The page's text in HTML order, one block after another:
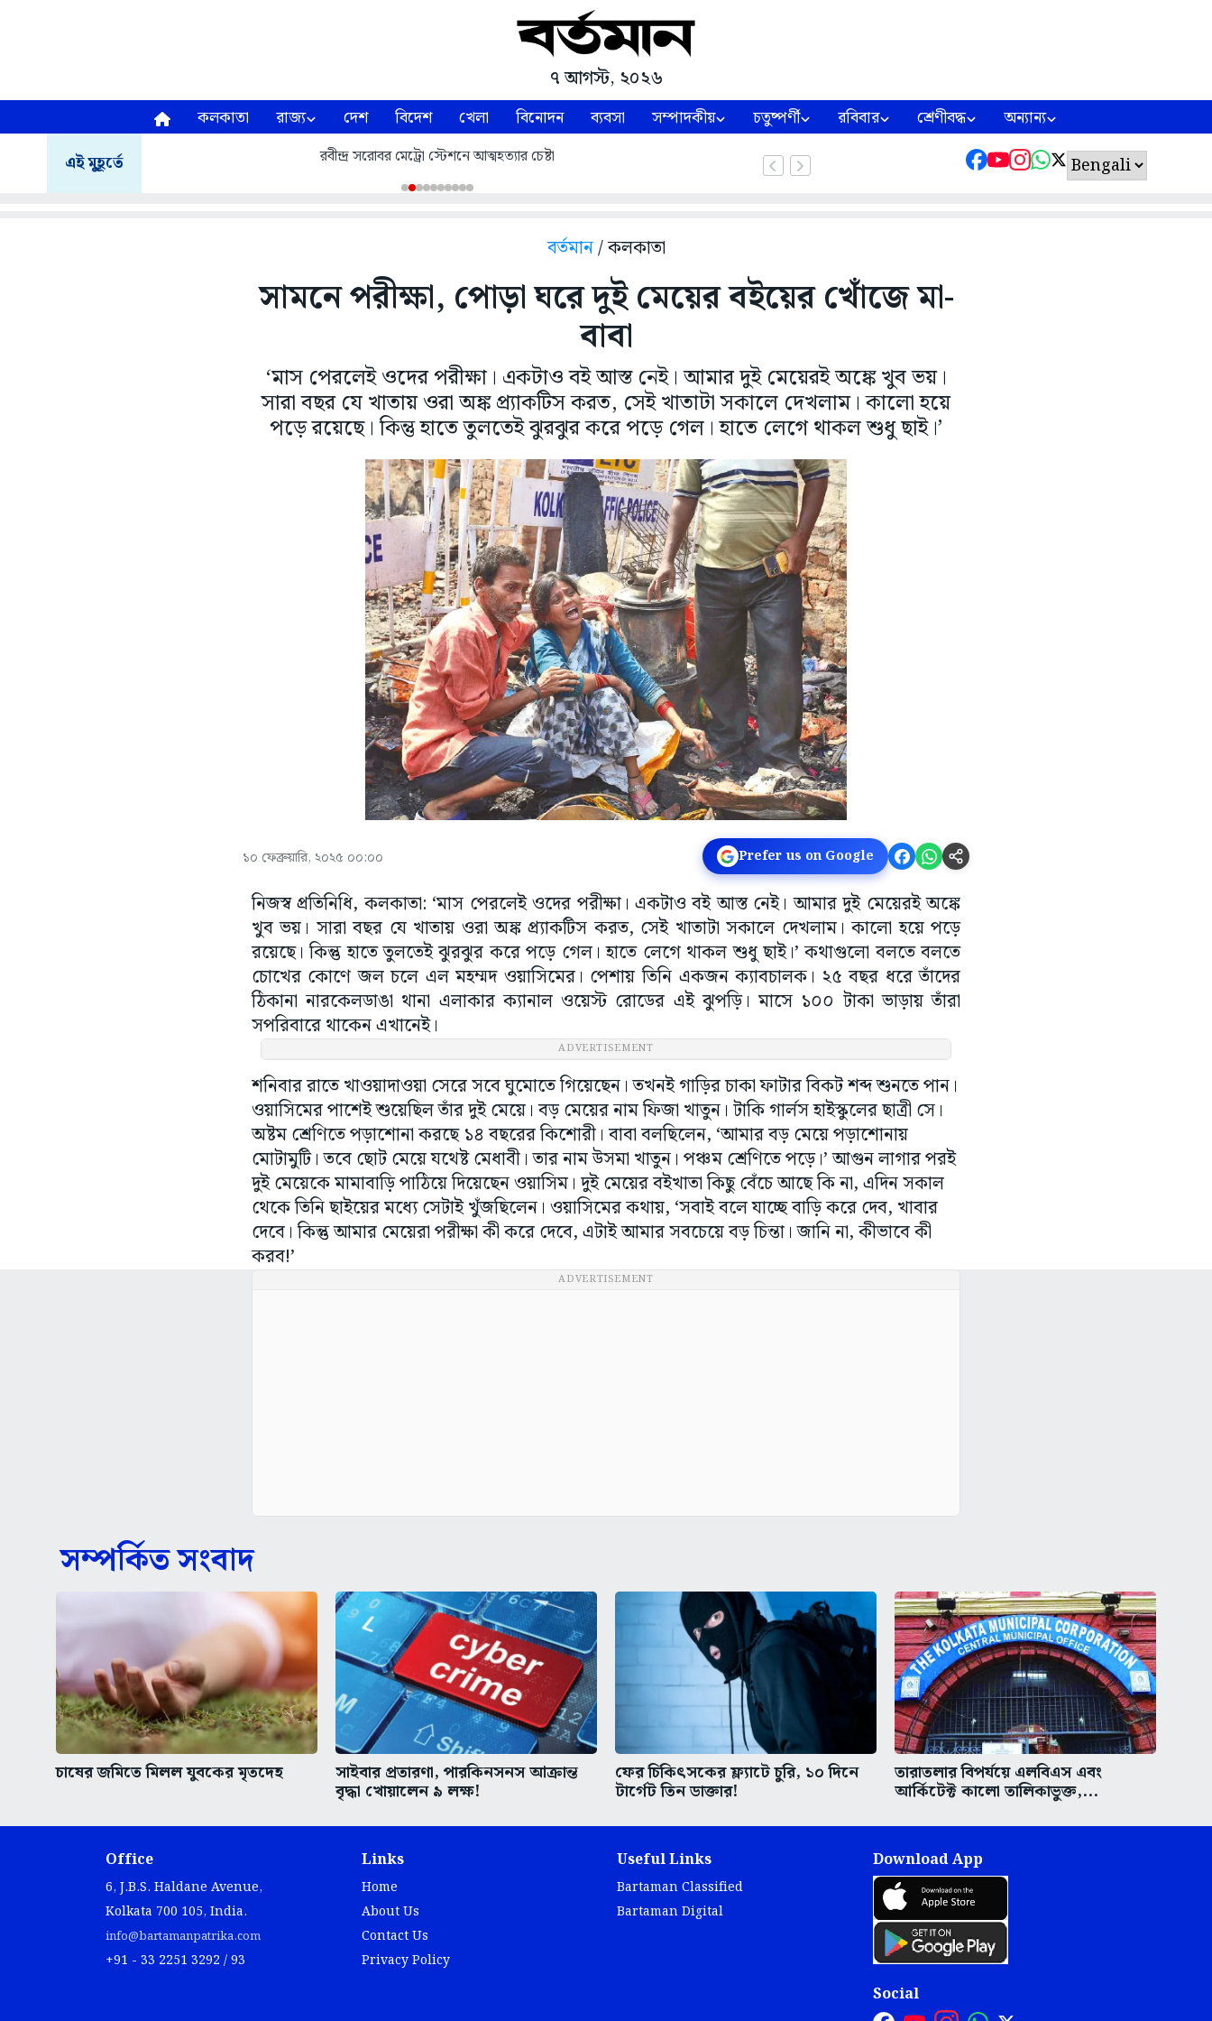
৭ আগস্ট, ২০২৬
কলকাতা রাজ্য দেশ বিদেশ খেলা বিনোদন ব্যবসা সম্পাদকীয় চতুষ্পর্ণী রবিবার শ্রেণীবদ্ধ অন্যান্য
এই মুহূর্তে রবীন্দ্র সরোবর মেট্রো স্টেশনে আত্মহত্যার চেষ্টা
বর্তমান/ কলকাতা
সামনে পরীক্ষা, পোড়া ঘরে দুই মেয়ের বইয়ের খোঁজে মা-
বাবা
‘মাস পেরলেই ওদের পরীক্ষা। একটাও বই আস্ত নেই। আমার দুই মেয়েরই অঙ্কে খুব ভয়।
সারা বছর যে খাতায় ওরা অঙ্ক প্র্যাকটিস করত, সেই খাতাটা সকালে দেখলাম। কালো হয়ে
পড়ে রয়েছে। কিন্তু হাতে তুলতেই ঝুরঝুর করে পড়ে গেল। হাতে লেগে থাকল শুধু ছাই।’
১০ ফেব্রুয়ারি, ২০২৫ ০০:০০ Prefer us on Google
নিজস্ব প্রতিনিধি, কলকাতা: ‘মাস পেরলেই ওদের পরীক্ষা। একটাও বই আস্ত নেই। আমার দুই মেয়েরই অঙ্কে
খুব ভয়। সারা বছর যে খাতায় ওরা অঙ্ক প্র্যাকটিস করত, সেই খাতাটা সকালে দেখলাম। কালো হয়ে পড়ে
রয়েছে। কিন্তু হাতে তুলতেই ঝুরঝুর করে পড়ে গেল। হাতে লেগে থাকল শুধু ছাই।’ কথাগুলো বলতে বলতে
চোখের কোণে জল চলে এল মহম্মদ ওয়াসিমের। পেশায় তিনি একজন ক্যাবচালক। ২৫ বছর ধরে তাঁদের
ঠিকানা নারকেলডাঙা থানা এলাকার ক্যানাল ওয়েস্ট রোডের এই ঝুপড়ি। মাসে ১০০ টাকা ভাড়ায় তাঁরা
সপরিবারে থাকেন এখানেই।
ADVERTISEMENT
শনিবার রাতে খাওয়াদাওয়া সেরে সবে ঘুমোতে গিয়েছেন। তখনই গাড়ির চাকা ফাটার বিকট শব্দ শুনতে পান।
ওয়াসিমের পাশেই শুয়েছিল তাঁর দুই মেয়ে। বড় মেয়ের নাম ফিজা খাতুন। টাকি গার্লস হাইস্কুলের ছাত্রী সে।
অষ্টম শ্রেণিতে পড়াশোনা করছে ১৪ বছরের কিশোরী। বাবা বলছিলেন, ‘আমার বড় মেয়ে পড়াশোনায়
মোটামুটি। তবে ছোট মেয়ে যথেষ্ট মেধাবী। তার নাম উসমা খাতুন। পঞ্চম শ্রেণিতে পড়ে।’ আগুন লাগার পরই
দুই মেয়েকে মামাবাড়ি পাঠিয়ে দিয়েছেন ওয়াসিম। দুই মেয়ের বইখাতা কিছু বেঁচে আছে কি না, এদিন সকাল
থেকে তিনি ছাইয়ের মধ্যে সেটাই খুঁজছিলেন। ওয়াসিমের কথায়, ‘সবাই বলে যাচ্ছে বাড়ি করে দেব, খাবার
দেবে। কিন্তু আমার মেয়েরা পরীক্ষা কী করে দেবে, এটাই আমার সবচেয়ে বড় চিন্তা। জানি না, কীভাবে কী
করব!’
ADVERTISEMENT
সম্পর্কিত সংবাদ
চাষের জমিতে মিলল যুবকের মৃতদেহ সাইবার প্রতারণা, পারকিনসনস আক্রান্ত
বৃদ্ধা খোয়ালেন ৯ লক্ষ!
ফের চিকিৎসকের ফ্ল্যাটে চুরি, ১০ দিনে
টার্গেট তিন ডাক্তার!
তারাতলার বিপর্যয়ে এলবিএস এবং
আর্কিটেক্ট কালো তালিকাভুক্ত,...
Office
6, J.B.S. Haldane Avenue,
Kolkata 700 105, India.
info@bartamanpatrika.com
+91 - 33 2251 3292 / 93
Links
Home
About Us
Contact Us
Privacy Policy
Useful Links
Bartaman Classified
Bartaman Digital
Download App
Social